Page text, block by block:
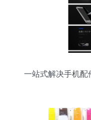
一站式解决手机